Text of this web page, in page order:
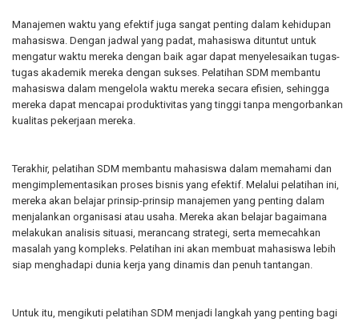
Manajemen waktu yang efektif juga sangat penting dalam kehidupan
mahasiswa. Dengan jadwal yang padat, mahasiswa dituntut untuk
mengatur waktu mereka dengan baik agar dapat menyelesaikan tugas-
tugas akademik mereka dengan sukses. Pelatihan SDM membantu
mahasiswa dalam mengelola waktu mereka secara efisien, sehingga
mereka dapat mencapai produktivitas yang tinggi tanpa mengorbankan
kualitas pekerjaan mereka.
Terakhir, pelatihan SDM membantu mahasiswa dalam memahami dan
mengimplementasikan proses bisnis yang efektif. Melalui pelatihan ini,
mereka akan belajar prinsip-prinsip manajemen yang penting dalam
menjalankan organisasi atau usaha. Mereka akan belajar bagaimana
melakukan analisis situasi, merancang strategi, serta memecahkan
masalah yang kompleks. Pelatihan ini akan membuat mahasiswa lebih
siap menghadapi dunia kerja yang dinamis dan penuh tantangan.
Untuk itu, mengikuti pelatihan SDM menjadi langkah yang penting bagi